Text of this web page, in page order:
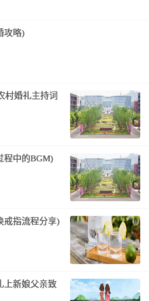
有天地君亲
攻略)
村婚礼主持词
程中的BGM)
戒指流程分享)
上新娘父亲致